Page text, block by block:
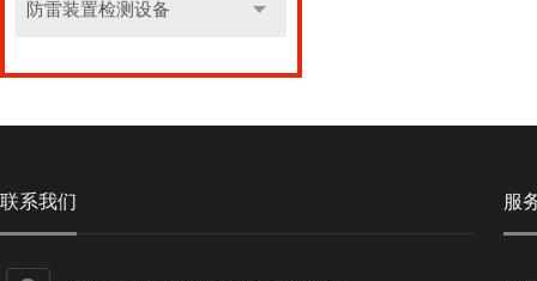
防雷装置检测设备
联系我们 服